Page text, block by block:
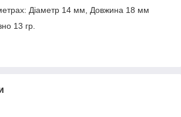
Діаметр 14 мм, Довжина 18 мм
13 гр.